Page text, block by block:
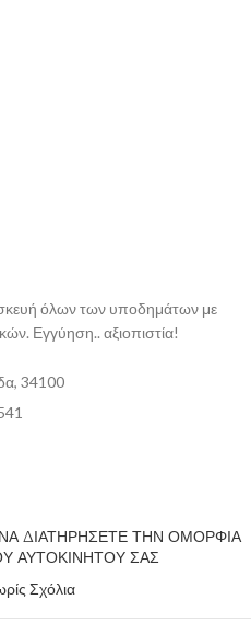
όλων των υποδημάτων με
Εγγύηση.. αξιοπιστία!
34100
ΝΑ ΔΙΑΤΗΡΗΣΕΤΕ ΤΗΝ ΟΜΟΡΦΙΑ
ΑΥΤΟΚΙΝΗΤΟΥ ΣΑΣ
Σχόλια